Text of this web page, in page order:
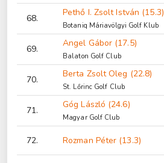
68.
Pethő I. Zsolt István (15.3)
Botaniq Máriavölgyi Golf Klub
69.
Angel Gábor (17.5)
Balaton Golf Club
70.
Berta Zsolt Oleg (22.8)
St. Lőrinc Golf Club
71.
Góg László (24.6)
Magyar Golf Club
72. Rozman Péter (13.3)